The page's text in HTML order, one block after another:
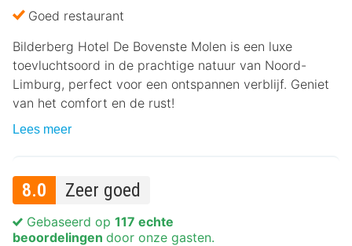
Goed restaurant
Bilderberg Hotel De Bovenste Molen is een luxe
toevluchtsoord in de prachtige natuur van Noord-
Limburg, perfect voor een ontspannen verblijf. Geniet
van het comfort en de rust!
Lees meer
8.0 Zeer goed
Gebaseerd op 117 echte
beoordelingen door onze gasten.